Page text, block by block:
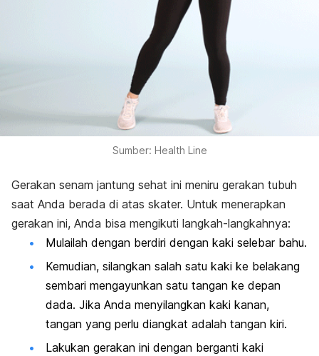
Sumber: Health Line
Gerakan senam jantung sehat ini meniru gerakan tubuh
saat Anda berada di atas skater. Untuk menerapkan
gerakan ini, Anda bisa mengikuti langkah-langkahnya:
Mulailah dengan berdiri dengan kaki selebar bahu.
Kemudian, silangkan salah satu kaki ke belakang
sembari mengayunkan satu tangan ke depan
dada. Jika Anda menyilangkan kaki kanan,
tangan yang perlu diangkat adalah tangan kiri.
Lakukan gerakan ini dengan berganti kaki